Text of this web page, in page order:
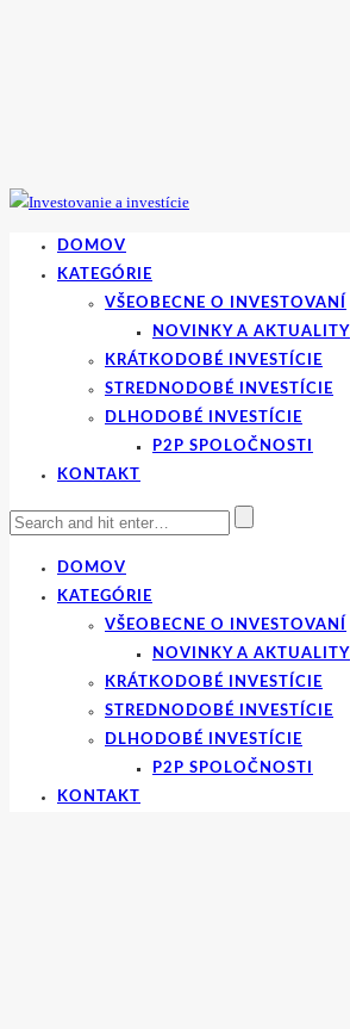
DOMOV
KATEGÓRIE
VŠEOBECNE O INVESTOVANÍ
NOVINKY A AKTUALITY
KRÁTKODOBÉ INVESTÍCIE
STREDNODOBÉ INVESTÍCIE
DLHODOBÉ INVESTÍCIE
P2P SPOLOČNOSTI
KONTAKT
DOMOV
KATEGÓRIE
VŠEOBECNE O INVESTOVANÍ
NOVINKY A AKTUALITY
KRÁTKODOBÉ INVESTÍCIE
STREDNODOBÉ INVESTÍCIE
DLHODOBÉ INVESTÍCIE
P2P SPOLOČNOSTI
KONTAKT